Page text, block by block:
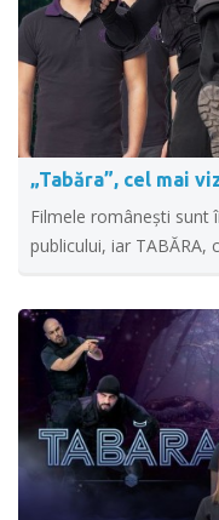
„Tabăra”, cel mai
Filmele românești sunt
publicului, iar TABĂRA,